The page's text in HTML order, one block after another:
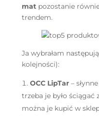
matpozostanie
trendem.
Ja wybrałam
kolejności):
OCC LipTar–
trzeba je było
można je kupić w